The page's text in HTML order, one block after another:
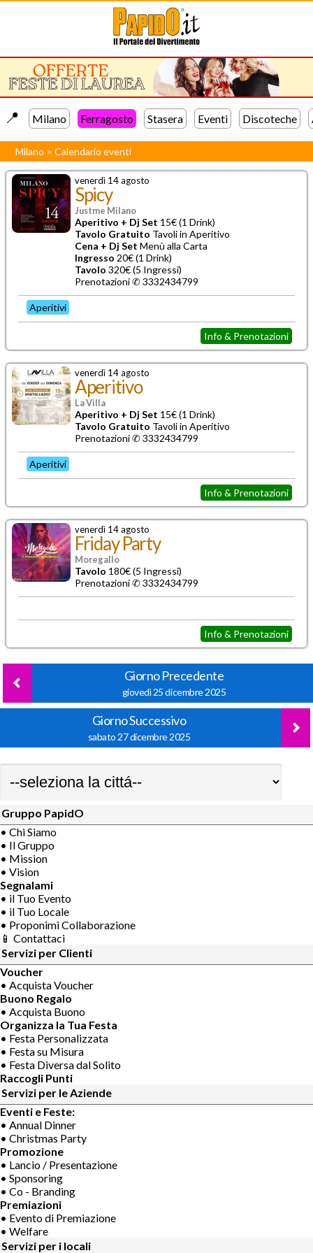
📍️ Milano Ferragosto Stasera Eventi Discoteche
Milano >Calendario eventi
venerdì 14 agosto
Spicy
Justme Milano
Aperitivo + Dj Set 15€ (1 Drink)
Tavolo Gratuito Tavoli in Aperitivo
Cena + Dj Set Menù alla Carta
Ingresso 20€ (1 Drink)
Tavolo 320€ (5 Ingressi)
Prenotazioni ✆3332434799
Aperitivi
Info & Prenotazioni
venerdì 14 agosto
Aperitivo
La Villa
Aperitivo + Dj Set 15€ (1 Drink)
Tavolo Gratuito Tavoli in Aperitivo
Prenotazioni ✆ 3332434799
Aperitivi
Info & Prenotazioni
venerdì 14 agosto
Friday Party
Moregallo
Tavolo 180€ (5 Ingressi)
Prenotazioni ✆ 3332434799
Info & Prenotazioni
Giorno Precedente
giovedì 25 dicembre 2025
Giorno Successivo
sabato 27 dicembre 2025
Gruppo PapidO
• Chi Siamo
• Il Gruppo
• Mission
• Vision
Segnalami
• il Tuo Evento
• il Tuo Locale
• Proponimi Collaborazione
📱 Contattaci
Servizi per Clienti
Voucher
• Acquista Voucher
Buono Regalo
• Acquista Buono
Organizza la Tua Festa
• Festa Personalizzata
• Festa su Misura
• Festa Diversa dal Solito
Raccogli Punti
Servizi per le Aziende
Eventi e Feste:
• Annual Dinner
• Christmas Party
Promozione
• Lancio / Presentazione
• Sponsoring
• Co - Branding
Premiazioni
• Evento di Premiazione
• Welfare
Servizi per i locali